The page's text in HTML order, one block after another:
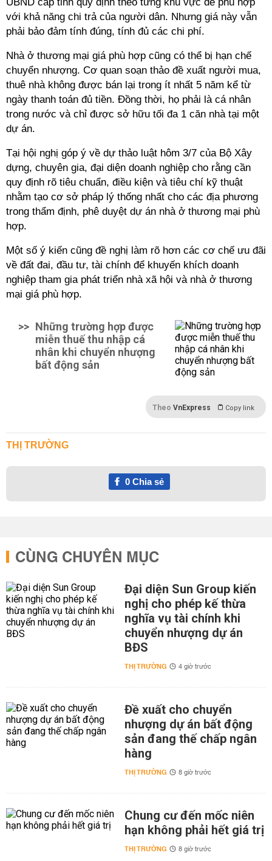
với khả năng chi trả của người dân. Nhưng giá này vẫn
phải bảo đảm tính đúng, tính đủ các chi phí.
Nhà ở thương mại giá phù hợp cũng có thể bị hạn chế
chuyển nhượng. Cơ quan soạn thảo đề xuất người mua,
thuê nhà không được bán lại trong ít nhất 5 năm kể từ
ngày thanh toán đủ tiền. Đồng thời, họ phải là cá nhân
trong nước và chỉ được sở hữu tối đa 1 căn nhà tại một
dự án.
Tại hội nghị góp ý về dự thảo luật hôm 3/7 của Bộ Xây
dựng, chuyên gia, đại diện doanh nghiệp cho rằng cần
quy định rõ tiêu chuẩn, điều kiện và tiêu chí kỹ thuật
nhằm tạo cơ sở pháp lý thống nhất cho các địa phương
trong thẩm định, phê duyệt dự án nhà ở thương mại phù
hợp.
Một số ý kiến cũng đề nghị làm rõ hơn các cơ chế ưu đãi
về đất đai, đầu tư, tài chính để khuyến khích doanh
nghiệp tham gia phát triển nhà xã hội và nhà ở thương
mại giá phù hợp.
>> Những trường hợp được
miễn thuế thu nhập cá
nhân khi chuyển nhượng
bất động sản
Theo VnExpress Copy link
THỊ TRƯỜNG
0Chia sẻ
CÙNG CHUYÊN MỤC
Đại diện Sun Group kiến
nghị cho phép kế thừa
nghĩa vụ tài chính khi
chuyển nhượng dự án
BĐS
THỊ TRƯỜNG 4 giờ trước
Đề xuất cho chuyển
nhượng dự án bất động
sản đang thế chấp ngân
hàng
THỊ TRƯỜNG 8 giờ trước
Chung cư đến mốc niên
hạn không phải hết giá trị
THỊ TRƯỜNG 8 giờ trước